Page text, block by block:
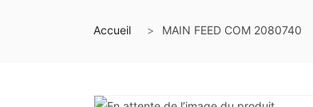
Accueil MAIN FEED COM 2080740